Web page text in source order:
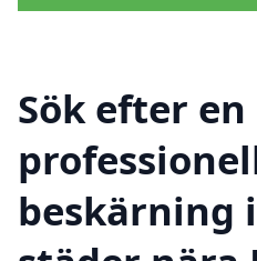
Sök efter en
beskärning